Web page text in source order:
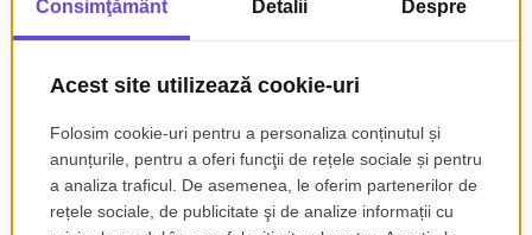
apartament de vânzare în Pitești,a unei case cu terensau a unui
spațiu comercial de închiriat,
Explorează categoriile noastre dedicate pentru a accesa direct lista
●Case de vânzare
●Terenuri de vânzare
● Apartamente de închiriat
●Spații comerciale de închiriat